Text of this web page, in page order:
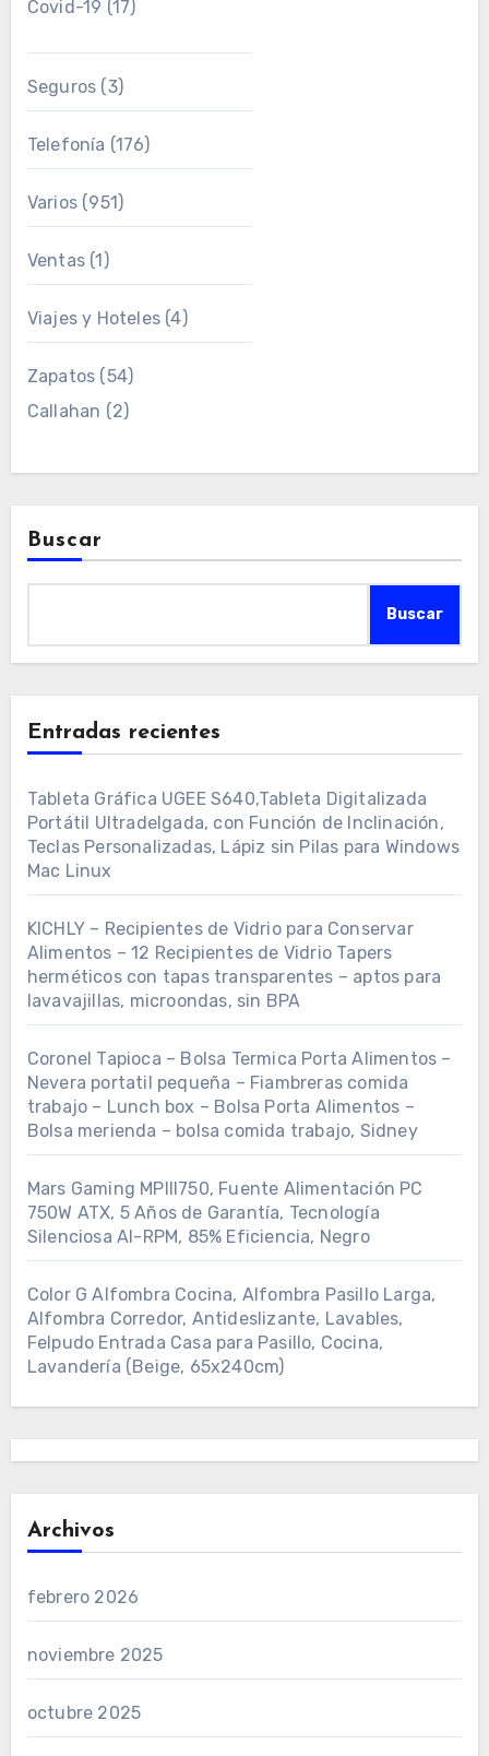
Covid-19 (17)
Seguros (3)
Telefonía (176)
Varios(951)
Ventas(1)
Viajes y Hoteles(4)
Zapatos (54)
Callahan (2)
Buscar
Buscar
Entradas recientes
Tableta Gráfica UGEE S640,Tableta Digitalizada
Portátil Ultradelgada, con Función de Inclinación,
Teclas Personalizadas, Lápiz sin Pilas para Windows
Mac Linux
KICHLY – Recipientes de Vidrio para Conservar
Alimentos – 12 Recipientes de Vidrio Tapers
herméticos con tapas transparentes – aptos para
lavavajillas, microondas, sin BPA
Coronel Tapioca – Bolsa Termica Porta Alimentos –
Nevera portatil pequeña – Fiambreras comida
trabajo – Lunch box – Bolsa Porta Alimentos –
Bolsa merienda – bolsa comida trabajo, Sidney
Mars Gaming MPIII750, Fuente Alimentación PC
750W ATX, 5 Años de Garantía, Tecnología
Silenciosa AI-RPM, 85% Eficiencia, Negro
Color G Alfombra Cocina, Alfombra Pasillo Larga,
Alfombra Corredor, Antideslizante, Lavables,
Felpudo Entrada Casa para Pasillo, Cocina,
Lavandería (Beige, 65x240cm)
Archivos
febrero 2026
noviembre 2025
octubre 2025